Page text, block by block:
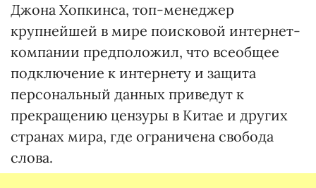
Джона Хопкинса, топ-менеджер
крупнейшей в мире поисковой интернет-
компании предположил, что всеобщее
подключение к интернету и защита
персональный данных приведут к
прекращению цензуры в Китае и других
странах мира, где ограничена свобода
слова.